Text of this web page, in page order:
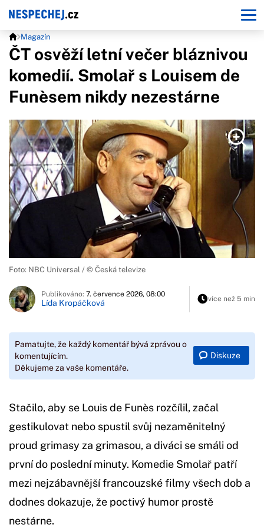
Magazín
ČT osvěží letní večer bláznivou
komedií. Smolař s Louisem de
Funèsem nikdy nezestárne
Foto: NBC Universal / © Česká televize
Publikováno: 7. července 2026, 08:00
Lída Kropáčková více než 5 min
Pamatujte, že každý komentář bývá zprávou o
komentujícím.
Děkujeme za vaše komentáře.
Diskuze
Stačilo, aby se Louis de Funès rozčílil, začal
gestikulovat nebo spustil svůj nezaměnitelný
proud grimasy za grimasou, a diváci se smáli od
první do poslední minuty. Komedie Smolař patří
mezi nejzábavnější francouzské filmy všech dob a
dodnes dokazuje, že poctivý humor prostě
nestárne.